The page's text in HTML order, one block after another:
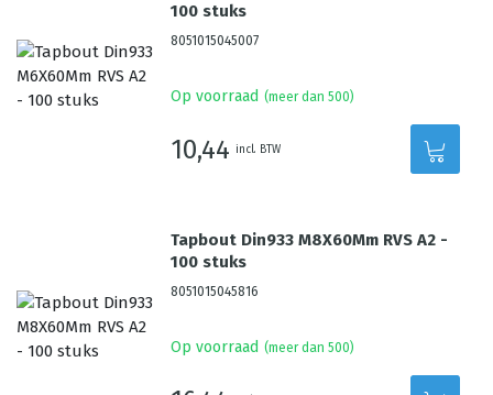
100 stuks
8051015045007
Op voorraad (meer dan 500)
10,44 incl. BTW
Tapbout Din933 M8X60Mm RVS A2 -
100 stuks
8051015045816
Op voorraad (meer dan 500)